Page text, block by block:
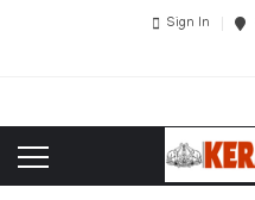
Sign In